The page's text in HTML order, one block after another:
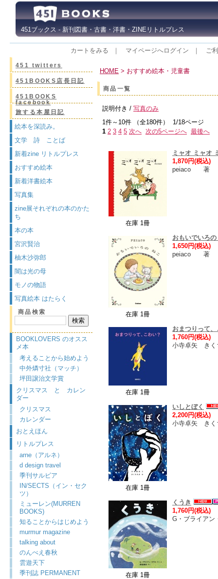
451ブックス - 新刊図書・古書・洋書・ZINEリトルプレス
カートをみる ｜ マイページへログイン ｜ ご
451 twitters
451BOOKS店長日記
451BOOKS
facebook
旅する本屋日記
絵本を深読み。
文学 詩 ことば
新着zine リトルプレス
おすすめ絵本
新着洋書絵本
写真集
zine展それぞれの本のかた
ち
本の本
宮沢賢治
柚木沙弥郎
闇は光の母
モノの物語
写真絵本 はたらく
商品検索
BOOKLOVERS のオスス
メ本
考えることから始めよう
中外燐寸社（マッチ）
坪田譲治文学賞
クリスマス と カレン
ダー
クリスマス
カレンダー
おとえほん
リトルプレス
arne（アルネ）
d design travel
季刊サルビア
IN/SECTS（イン・セク
ツ）
ミューレン(MURREN
BOOKS)
知ることからはじめよう
murmur magazine
talking about
のんべえ春秋
雲遊天下
季刊誌 PERMANENT
HOME > おすすめ絵本・児童書
商品一覧
説明付き / 写真のみ
1件～10件 （全180件） 1/18ページ
1 2 3 4 5 次へ 次の5ページへ 最後へ
在庫 1冊
ミャオ ミャオ
1,870円(税込)
peiaco 著
在庫 1冊
おもいでいろ
1,650円(税込)
peiaco 著
在庫 1冊
おまつりって
1,760円(税込)
小寺卓矢 き
在庫 1冊
いしとぼく
2,200円(税込)
小寺卓矢 き
在庫 1冊
くうき
1,760円(税込)
G・ブライアン